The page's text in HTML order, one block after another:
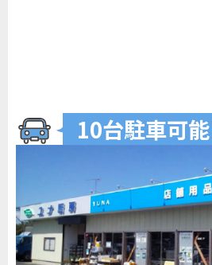
10台駐車可能